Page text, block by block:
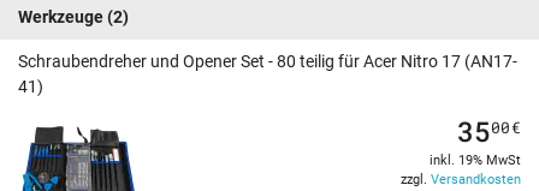
Werkzeuge(2)
Schraubendreher und Opener Set - 80 teilig für Acer Nitro 17 (AN17-
41)
3500€
inkl. 19% MwSt
zzgl. Versandkosten